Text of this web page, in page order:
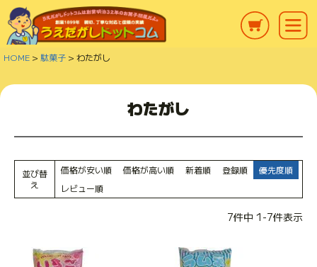
HOME 駄菓子 わたがし
わたがし
並び替
え
価格が安い順 価格が高い順 新着順 登録順
優先度順
レビュー順
7件中 1 -7件表示